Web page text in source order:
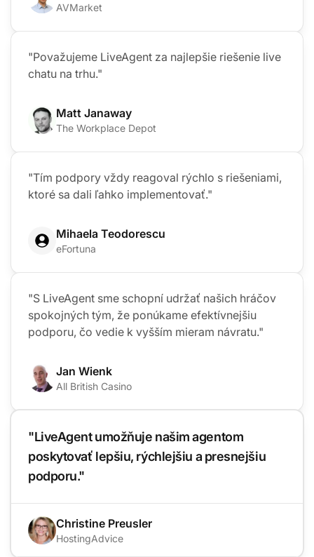
AVMarket
"Považujeme LiveAgent za najlepšie riešenie live
chatu na trhu."
Matt Janaway
The Workplace Depot
"Tím podpory vždy reagoval rýchlo s riešeniami,
ktoré sa dali ľahko implementovať."
Mihaela Teodorescu
eFortuna
"S LiveAgent sme schopní udržať našich hráčov
spokojných tým, že ponúkame efektívnejšiu
podporu, čo vedie k vyšším mieram návratu."
Jan Wienk
All British Casino
"LiveAgent umožňuje našim agentom
poskytovať lepšiu, rýchlejšiu a presnejšiu
podporu."
Christine Preusler
HostingAdvice